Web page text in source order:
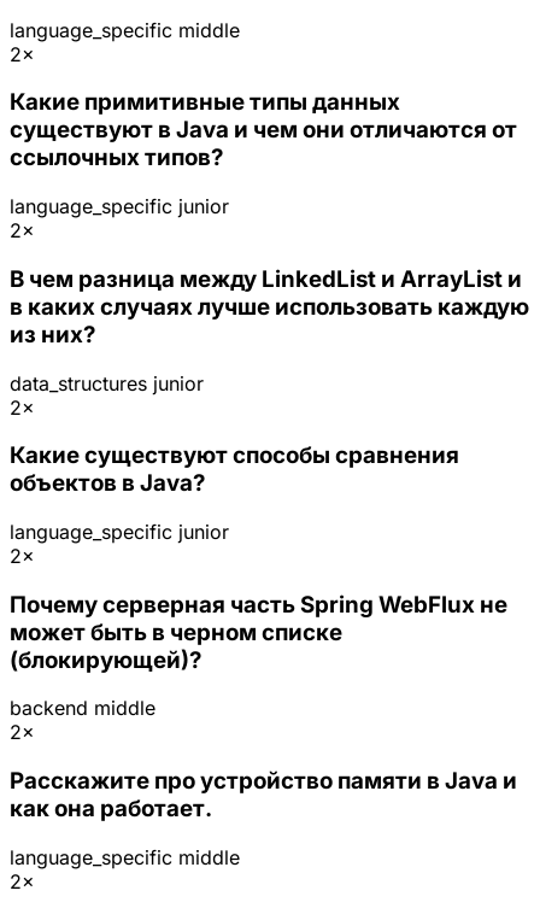
language_specific middle
2×
Какие примитивные типы данных
существуют в Java и чем они отличаются от
ссылочных типов?
language_specific junior
2×
В чем разница между LinkedList и ArrayList и
в каких случаях лучше использовать каждую
из них?
data_structures junior
2×
Какие существуют способы сравнения
объектов в Java?
language_specific junior
2×
Почему серверная часть Spring WebFlux не
может быть в черном списке
(блокирующей)?
backend middle
2×
Расскажите про устройство памяти в Java и
как она работает.
language_specific middle
2×